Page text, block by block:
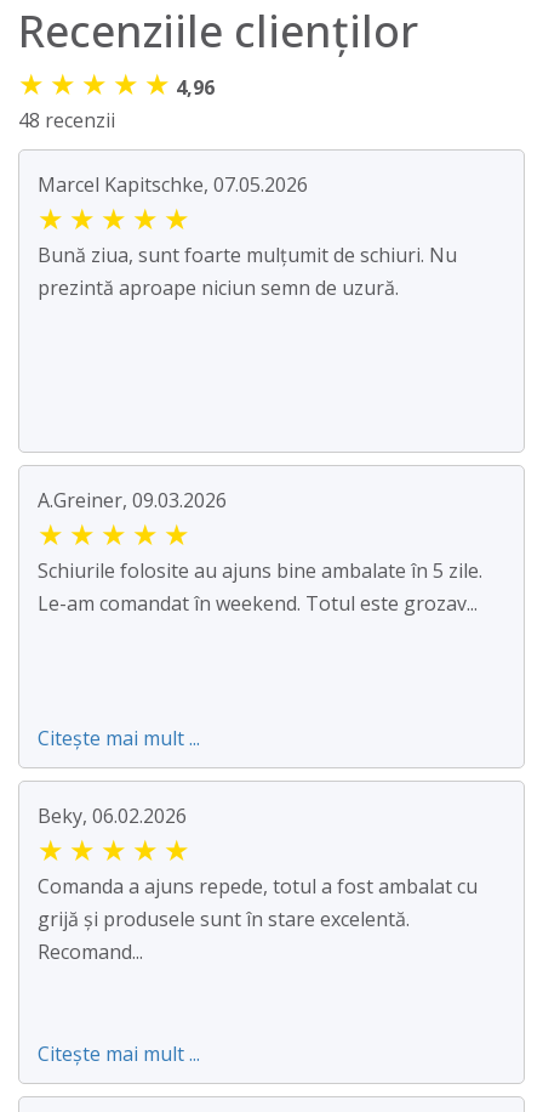
Recenziile clienților
★ ★ ★ ★ ★ 4,96
48 recenzii
Marcel Kapitschke, 07.05.2026
★ ★ ★ ★ ★
Bună ziua, sunt foarte mulțumit de schiuri. Nu
prezintă aproape niciun semn de uzură.
A.Greiner, 09.03.2026
★ ★ ★ ★ ★
Schiurile folosite au ajuns bine ambalate în 5 zile.
Le-am comandat în weekend. Totul este grozav...
Citește mai mult ...
Beky, 06.02.2026
★ ★ ★ ★ ★
Comanda a ajuns repede, totul a fost ambalat cu
grijă și produsele sunt în stare excelentă.
Recomand...
Citește mai mult ...